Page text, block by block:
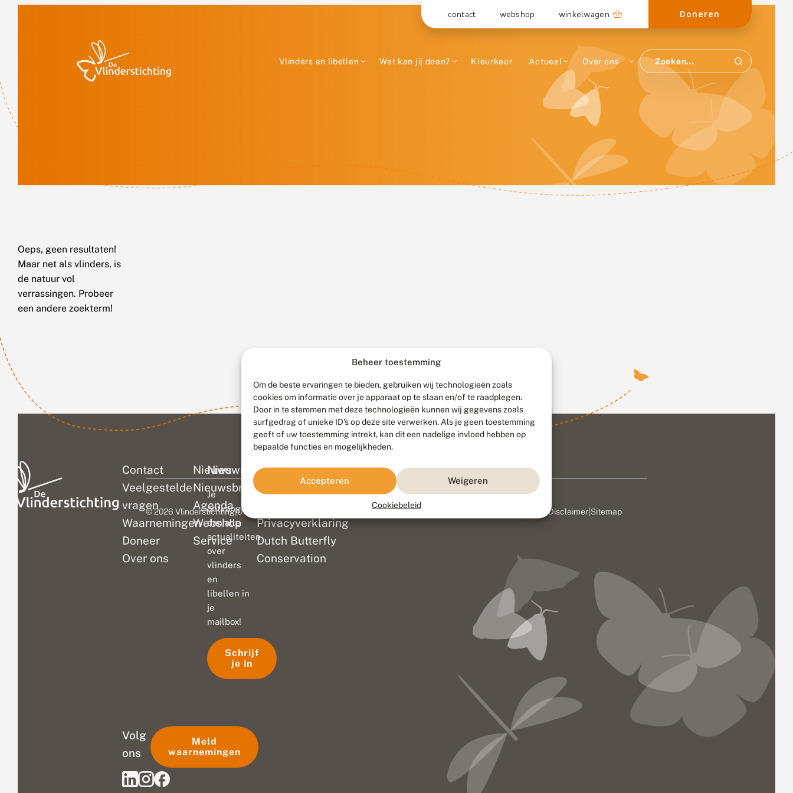
Beheer toestemming
Om de beste ervaringen te bieden, gebruiken wij technologieën zoals
cookies om informatie over je apparaat op te slaan en/of te raadplegen.
Door in te stemmen met deze technologieën kunnen wij gegevens zoals
surfgedrag of unieke ID's op deze site verwerken. Als je geen toestemming
geeft of uw toestemming intrekt, kan dit een nadelige invloed hebben op
bepaalde functies en mogelijkheden.
Accepteren Weigeren
Cookiebeleid
contact webshop winkelwagen Doneren
Vlinders en libellen Wat kan jij doen? Kleurkeur Actueel Over ons
Oeps, geen resultaten!
Maar net als vlinders, is
de natuur vol
verrassingen. Probeer
een andere zoekterm!
Contact
Veelgestelde
vragen
Waarnemingen
Doneer
Over ons
Nieuws
Nieuwsbrief
Agenda
Webshop
Service
Colofon
Disclaimer
Privacyverklaring
Dutch Butterfly
Conservation
Nieuwsbrief
Je
ontvangt
dan alle
actualiteiten
over
vlinders
en
libellen in
je
mailbox!
Schrijf
je in
Volg
ons
Meld
waarnemingen
© 2026 Vlinderstichting|Duurzaam ontwikkeld door Go2People, ontworpen door Disclaimer Sitemap